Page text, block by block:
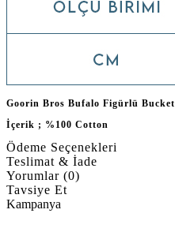
Goorin Bros Bufalo Figürlü Bucket
İçerik ; %100 Cotton
Ödeme Seçenekleri
Teslimat & İade
Yorumlar (0)
Tavsiye Et
Kampanya